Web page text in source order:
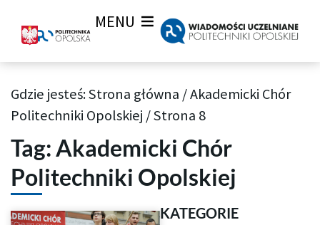
MENU
Archiwum Tagów aktualności Wiadomości uczelnianych
Gdzie jesteś:Strona główna /Akademicki Chór
Politechniki Opolskiej /Strona 8
Tag: Akademicki Chór
Politechniki Opolskiej
Strona Strona
StronaStronaStronaStrona KATEGORIE